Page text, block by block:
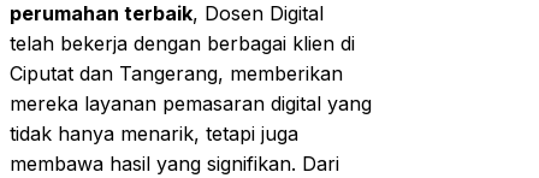
perumahan terbaik, Dosen Digital
telah bekerja dengan berbagai klien di
Ciputat dan Tangerang, memberikan
mereka layanan pemasaran digital yang
tidak hanya menarik, tetapi juga
membawa hasil yang signifikan. Dari